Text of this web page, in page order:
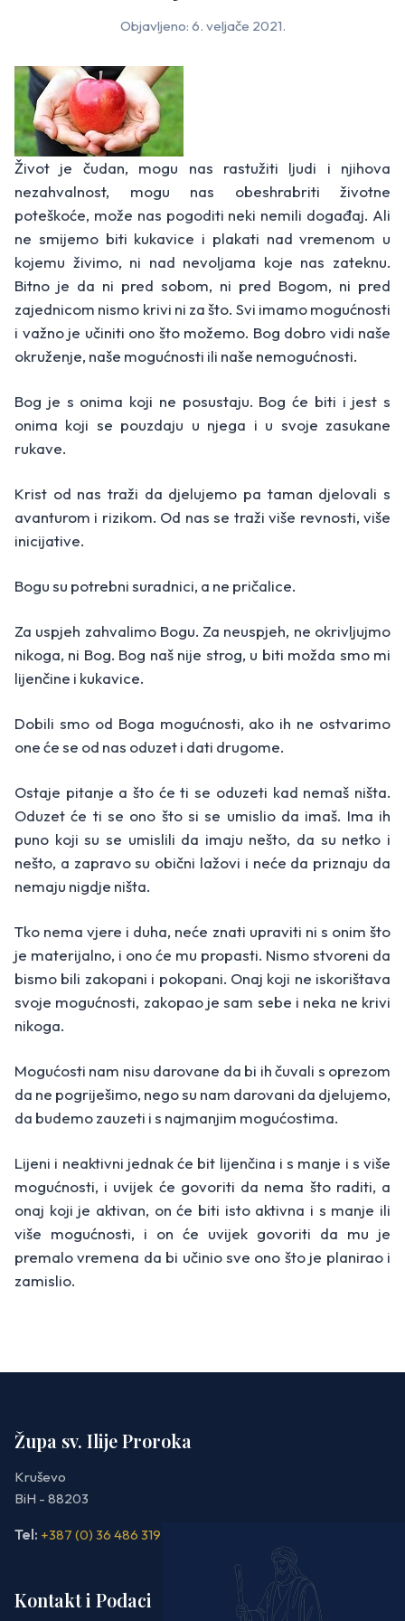
Objavljeno: 6. veljače 2021.
Život je čudan, mogu nas rastužiti ljudi i njihova
nezahvalnost, mogu nas obeshra­briti životne
poteškoće, može nas pogoditi neki nemili događaj. Ali
ne smijemo biti kukavice i plakati nad vremenom u
kojemu živimo, ni nad nevoljama koje nas zateknu.
Bitno je da ni pred sobom, ni pred Bogom, ni pred
zajednicom nismo krivi ni za što. Svi imamo mogućnosti
i važno je učiniti ono što možemo. Bog dobro vidi naše
okruženje, naše mogućnosti ili naše nemogućnosti.
Bog je s onima koji ne posustaju. Bog će biti i jest s
onima koji se pouzdaju u njega i u svoje zasukane
rukave.
Krist od nas traži da djelujemo pa taman djelovali s
avanturom i rizikom. Od nas se traži više revnosti, više
inicijative.
Bogu su potrebni suradnici, a ne pričalice.
Za uspjeh zahvalimo Bogu. Za neuspjeh, ne okrivljujmo
nikoga, ni Bog. Bog naš nije strog, u biti možda smo mi
lijenčine i kukavice.
Dobili smo od Boga mogućnosti, ako ih ne ostvarimo
one će se od nas oduzet i dati drugome.
Ostaje pitanje a što će ti se oduzeti kad nemaš ništa.
Oduzet će ti se ono što si se umislio da imaš. Ima ih
puno koji su se umislili da imaju nešto, da su netko i
nešto, a zapravo su obični lažovi i neće da priznaju da
nemaju nigdje ništa.
Tko nema vjere i duha, neće znati upraviti ni s onim što
je materijalno, i ono će mu propasti. Nismo stvoreni da
bismo bili zakopani i pokopani. Onaj koji ne iskorištava
svoje mogućnosti, zakopao je sam sebe i neka ne krivi
nikoga.
Mogućosti nam nisu darovane da bi ih čuvali s oprezom
da ne pogriješimo, nego su nam darovani da djelujemo,
da budemo zauzeti i s najmanjim mogućostima.
Lijeni i neaktivni jednak će bit lijenčina i s manje i s više
mogućnosti, i uvijek će govoriti da nema što raditi, a
onaj koji je aktivan, on će biti isto aktivna i s manje ili
više mogućnosti, i on će uvijek govoriti da mu je
premalo vremena da bi učinio sve ono što je planirao i
zamislio.
Župa sv. Ilije Proroka
Kruševo
BiH - 88203
Tel: +387 (0) 36 486 319
Kontakt i Podaci